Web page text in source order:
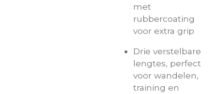
met
rubbercoating
voor extra grip
Drie verstelbare
lengtes, perfect
voor wandelen,
training en